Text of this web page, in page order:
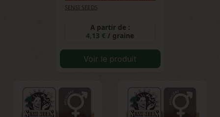
SENSI SEEDS
A partir de :
4,13 € / graine
Voir le produit